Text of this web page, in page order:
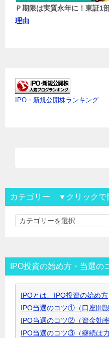
Ｐ期限は実質永年に！東証1
理由
IPO・新規公開株ランキング
カテゴリー ▼クリックで
カ
リ
ー
▼
ク
リ
ッ
ク
IPO投資の始め方・当選の
IPOとは、IPO投資の始め方
IPO当選のコツ①（口座開設
IPO当選のコツ②（資金効率
IPO当選のコツ③（継続は力